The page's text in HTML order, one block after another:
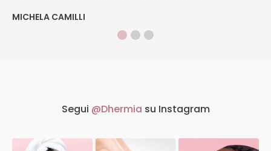
MICHELA CAMILLI
Segui @Dhermia su Instagram